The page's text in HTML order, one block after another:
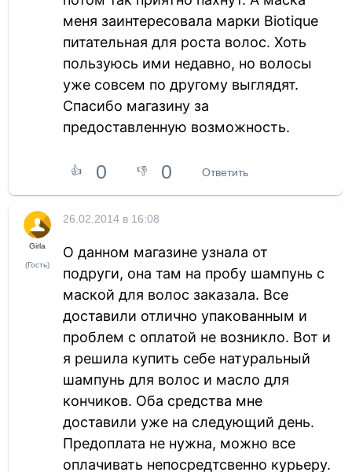
меня заинтересовала марки Biotique
питательная для роста волос. Хоть
пользуюсь ими недавно, но волосы
уже совсем по другому выглядят.
Спасибо магазину за
предоставленную возможность.
👍 0 👎 0 Ответить
Girla
(Гость)
26.02.2014 в 16:08
О данном магазине узнала от
подруги, она там на пробу шампунь с
маской для волос заказала. Все
доставили отлично упакованным и
проблем с оплатой не возникло. Вот и
я решила купить себе натуральный
шампунь для волос и масло для
кончиков. Оба средства мне
доставили уже на следующий день.
Предоплата не нужна, можно все
оплачивать непосредтсвенно курьеру.